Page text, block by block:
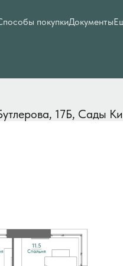
покупкиДокументы
17Б, Сады